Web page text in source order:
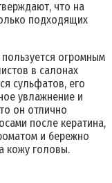
что на
подходящих
огромным
в салонах
сульфатов, его
увлажнение и
он отлично
после кератина,
и бережно
кожу головы.